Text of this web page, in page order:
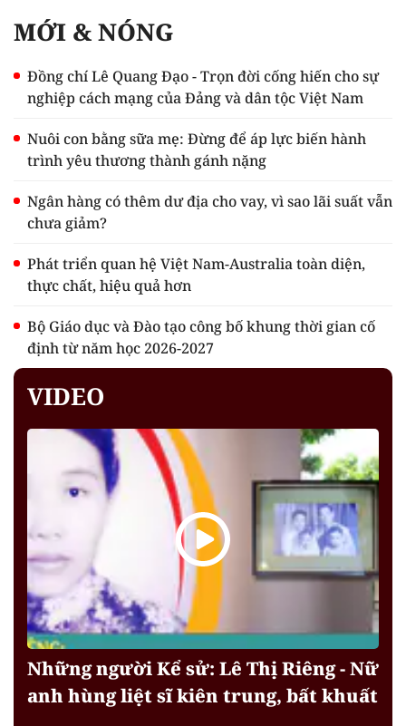
MỚI & NÓNG
Đồng chí Lê Quang Đạo - Trọn đời cống hiến cho sự
nghiệp cách mạng của Đảng và dân tộc Việt Nam
Nuôi con bằng sữa mẹ: Đừng để áp lực biến hành
trình yêu thương thành gánh nặng
Ngân hàng có thêm dư địa cho vay, vì sao lãi suất vẫn
chưa giảm?
Phát triển quan hệ Việt Nam-Australia toàn diện,
thực chất, hiệu quả hơn
Bộ Giáo dục và Đào tạo công bố khung thời gian cố
định từ năm học 2026-2027
VIDEO
Những người Kể sử: Lê Thị Riêng - Nữ
anh hùng liệt sĩ kiên trung, bất khuất